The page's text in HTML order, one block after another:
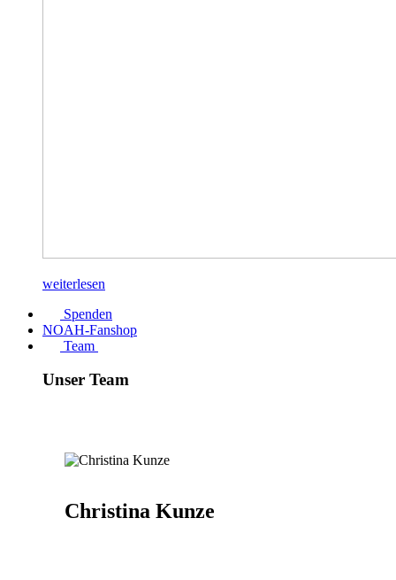
weiterlesen
Spenden
NOAH-Fanshop
Team
Unser Team
Christina Kunze